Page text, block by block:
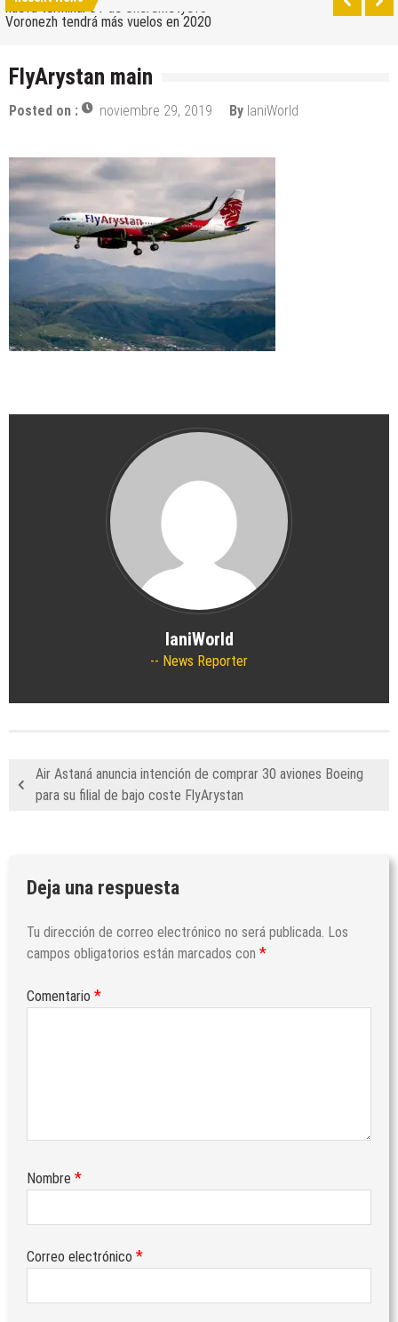
nueva terminal C1 de Sheremetyevo
Voronezh tendrá más vuelos en 2020
Saratov tiene su nuevo aeropuerto
Wizz Air expande su base de Skopje y agrega
nuevos destinos
Tour de Francia 2019: mucha montaña, homenaje a
Eddy Merckx y la ausencia de Chris Froome
Bulgaria y Turquía compiten por albergar la nueva
planta industrial de Volkswagen
¿Cuántas ciudades rusas pueden caber en el
territorio de Moscú al comparar su población?
Turkish Airlines se trasladó al nuevo aeropuerto de
Estambul
Aeroflot traslada sus vuelos internacionales a la
FlyArystan main
Posted on : noviembre 29, 2019 By IaniWorld
IaniWorld
News Reporter
Air Astaná anuncia intención de comprar 30 aviones Boeing
para su filial de bajo coste FlyArystan
Deja una respuesta
Tu dirección de correo electrónico no será publicada. Los
campos obligatorios están marcados con *
Comentario *
Nombre *
Correo electrónico *